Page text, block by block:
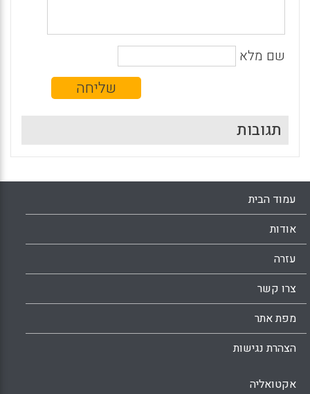
שם מלא
תגובות
עמוד הבית
אודות
עזרה
צרו קשר
מפת אתר
הצהרת נגישות
אקטואליה